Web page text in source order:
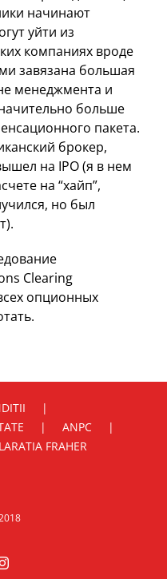
начинают
уйти из
компаниях вроде
завязана большая
менеджмента и
больше
пакета.
брокер,
на IPO (я в нем
на “хайп”,
но был
Clearing
опционных
ANPC
FRAHER
Instagram